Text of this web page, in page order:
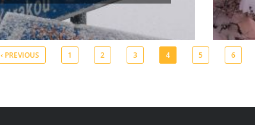
‹ PREVIOUS 1 2 3 4 5 6